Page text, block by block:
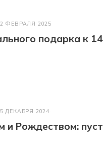
ФЕВРАЛЯ 2025
подарка к
ДЕКАБРЯ 2024
и Рождеством: